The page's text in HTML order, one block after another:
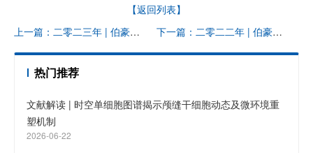
【返回列表】
上一篇：二零二三年 | 伯豪生物促销合集〔15〕
下一篇：二零二二年 | 伯豪生物促销合集〔14〕
热门推荐
文献解读 | 时空单细胞图谱揭示颅缝干细胞动态及微环境重
塑机制
2026-06-22